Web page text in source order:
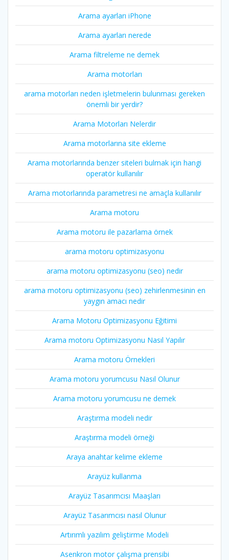
Arama ayarları iPhone
Arama ayarları nerede
Arama filtreleme ne demek
Arama motorları
arama motorları neden işletmelerin bulunması gereken
önemli bir yerdir?
Arama Motorları Nelerdir
Arama motorlarına site ekleme
Arama motorlarında benzer siteleri bulmak için hangi
operatör kullanılır
Arama motorlarında parametresi ne amaçla kullanılır
Arama motoru
Arama motoru ile pazarlama örnek
arama motoru optimizasyonu
arama motoru optimizasyonu (seo) nedir
arama motoru optimizasyonu (seo) zehirlenmesinin en
yaygın amacı nedir
Arama Motoru Optimizasyonu Eğitimi
Arama motoru Optimizasyonu Nasıl Yapılır
Arama motoru Örnekleri
Arama motoru yorumcusu Nasıl Olunur
Arama motoru yorumcusu ne demek
Araştırma modeli nedir
Araştırma modeli örneği
Araya anahtar kelime ekleme
Arayüz kullanma
Arayüz Tasarımcısı Maaşları
Arayüz Tasarımcısı nasıl Olunur
Artırımlı yazılım geliştirme Modeli
Asenkron motor çalışma prensibi